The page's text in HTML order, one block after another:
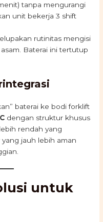
tanpa mengurangi
unit bekerja 3 shift
rutinitas mengisi
Baterai ini tertutup
baterai ke bodi forklift
dengan struktur khusus
rendah yang
jauh lebih aman
untuk